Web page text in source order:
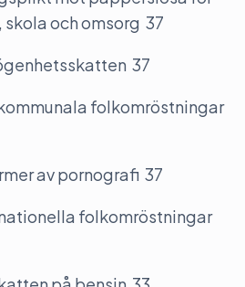
och omsorg 37
37
folkomröstningar
av pornografi 37
folkomröstningar